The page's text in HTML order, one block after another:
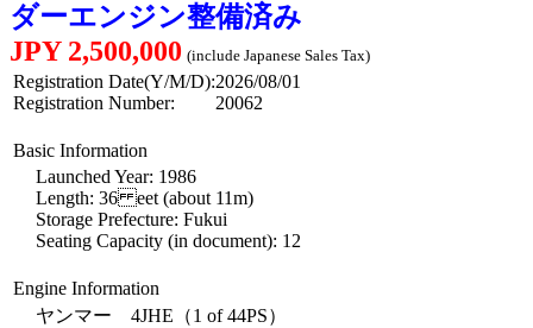
ダーエンジン整備済み
JPY 2,500,000 (include Japanese Sales Tax)
Registration Date(Y/M/D):2026/08/01
Registration Number:
20062
Basic Information
Launched Year: 1986
Length: 36 eet (about 11m)
Storage Prefecture: Fukui
Seating Capacity (in document): 12
Engine Information
ヤンマー 4JHE（1 of 44PS）